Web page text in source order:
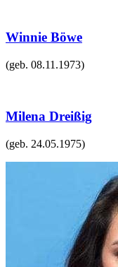
Winnie Böwe
(geb. 08.11.1973)
Milena Dreißig
(geb. 24.05.1975)